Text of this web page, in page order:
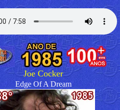
Joe Cocker
Edge Of A Dream